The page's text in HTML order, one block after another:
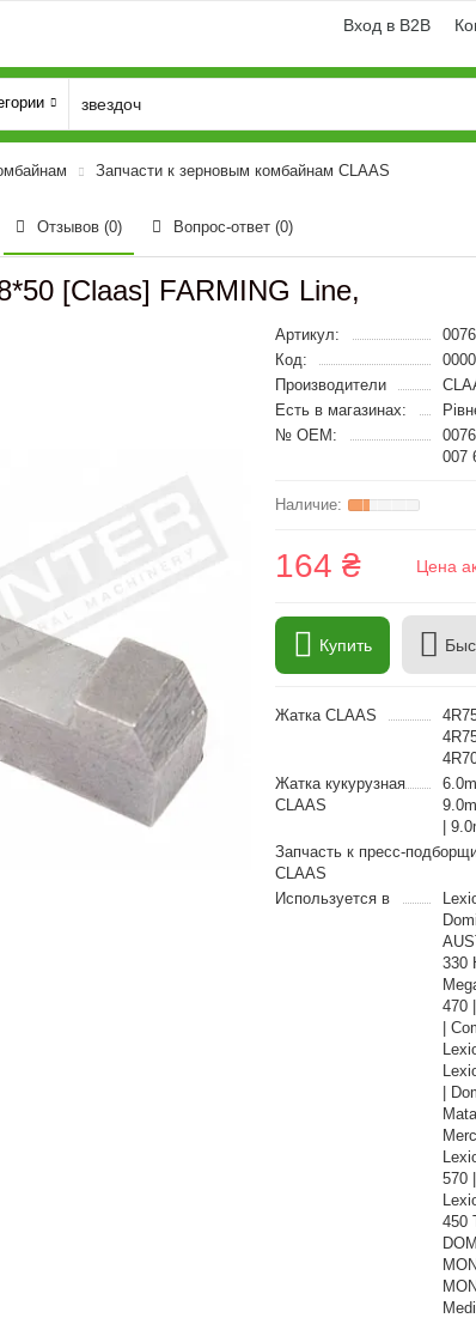
Вход в B2B
Запчасти к зерновым комбайнам CLAAS
Отзывов (0) Вопрос-ответ (0)
[Claas] FARMING Line,
Артикул:
Код:
Производители
Есть в магазинах:
№ OEM:
007
164 ₴ Цена
Купить
Жатка CLAAS
Жатка кукурузная
CLAAS
|
Запчасть к пресс-
CLAAS
Используется в
330
470
|
|
570
450